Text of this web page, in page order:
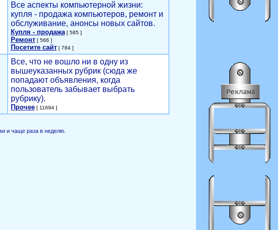
Все аспекты компьютерной жизни:
купля - продажа компьютеров, ремонт и
обслуживание, анонсы новых сайтов.
Купля - продажа[ 585 ]
Ремонт[ 566 ]
Посетите сайт[ 784 ]
Все, что не вошло ни в одну из
вышеуказанных рубрик (сюда же
попадают объявления, когда
пользователь забывает выбрать
рубрику).
Прочее[ 11694 ]
и чаще раза в неделю.